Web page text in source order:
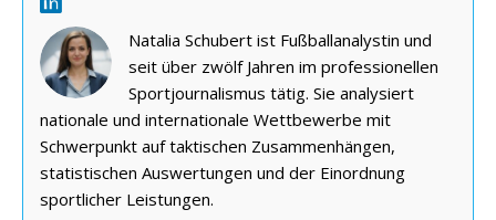
Natalia Schubert ist Fußballanalystin und
seit über zwölf Jahren im professionellen
Sportjournalismus tätig. Sie analysiert
nationale und internationale Wettbewerbe mit
Schwerpunkt auf taktischen Zusammenhängen,
statistischen Auswertungen und der Einordnung
sportlicher Leistungen.